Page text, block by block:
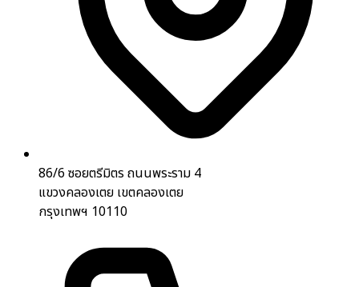
86/6 ซอยตรีมิตร ถนนพระราม 4
แขวงคลองเตย เขตคลองเตย
กรุงเทพฯ 10110